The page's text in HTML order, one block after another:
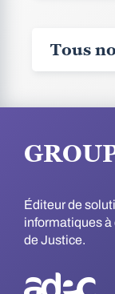
Tous
Éditeur de
informatiques
de Justice.